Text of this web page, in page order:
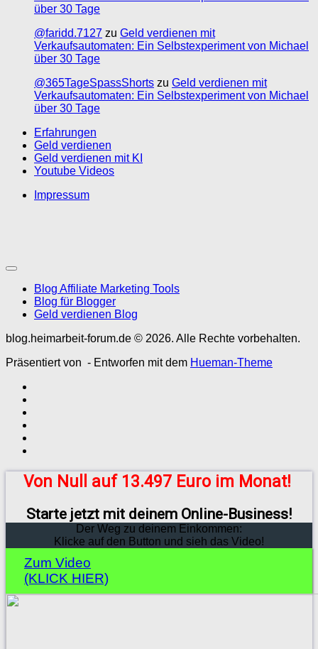
über 30 Tage
@faridd.7127 zu Geld verdienen mit
Verkaufsautomaten: Ein Selbstexperiment von Michael
über 30 Tage
@365TageSpassShorts zu Geld verdienen mit
Verkaufsautomaten: Ein Selbstexperiment von Michael
über 30 Tage
Erfahrungen
Geld verdienen
Geld verdienen mit KI
Youtube Videos
Impressum
Blog Affiliate Marketing Tools
Blog für Blogger
Geld verdienen Blog
blog.heimarbeit-forum.de © 2026. Alle Rechte vorbehalten.
Präsentiert von - Entworfen mit dem Hueman-Theme
Von Null auf 13.497 Euro im Monat!
Starte jetzt mit deinem Online-Business!
Der Weg zu deinem Einkommen:
Klicke auf den Button und sieh das Video!
Zum Video
(KLICK HIER)